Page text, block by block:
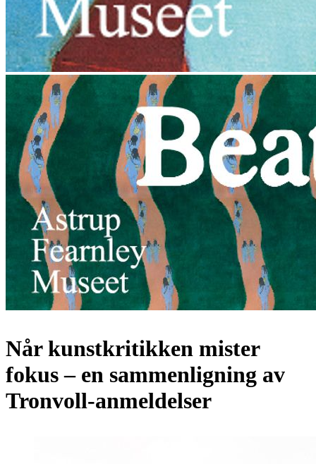
Når kunstkritikken mister
fokus – en sammenligning av
Tronvoll-anmeldelser